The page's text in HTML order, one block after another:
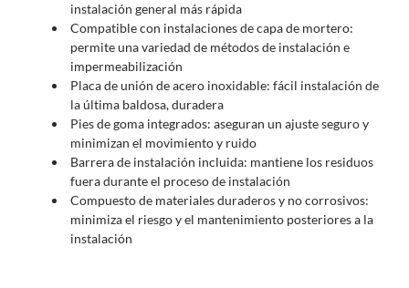
instalación general más rápida
Compatible con instalaciones de capa de mortero:
permite una variedad de métodos de instalación e
impermeabilización
Placa de unión de acero inoxidable: fácil instalación de
la última baldosa, duradera
Pies de goma integrados: aseguran un ajuste seguro y
minimizan el movimiento y ruido
Barrera de instalación incluida: mantiene los residuos
fuera durante el proceso de instalación
Compuesto de materiales duraderos y no corrosivos:
minimiza el riesgo y el mantenimiento posteriores a la
instalación